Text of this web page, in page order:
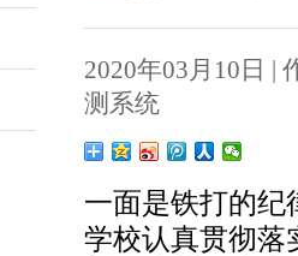
2020年03月10日 |
测系统
一面是铁打的纪
学校认真贯彻落